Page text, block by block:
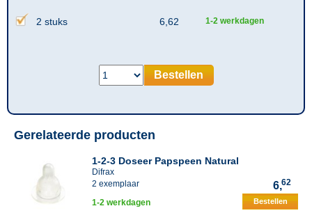
2 stuks 6,62 1-2 werkdagen
Bestellen
Gerelateerde producten
1-2-3 Doseer Papspeen Natural
Difrax
2 exemplaar
6,62
1-2 werkdagen Bestellen